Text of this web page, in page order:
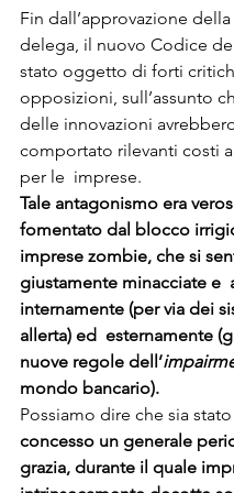
Fin dall’approvazione
delega, il nuovo Codice
stato oggetto di forti
opposizioni, sull’assunto
delle innovazioni
comportato rilevanti costi
per le  imprese.
Tale antagonismo era
fomentato dal blocco
imprese zombie, che si
giustamente minacciate e
internamente (per via dei
allerta) ed  esternamente
nuove regole dell’
mondo bancario).
Possiamo dire che sia
concesso un generale
grazia, durante il quale